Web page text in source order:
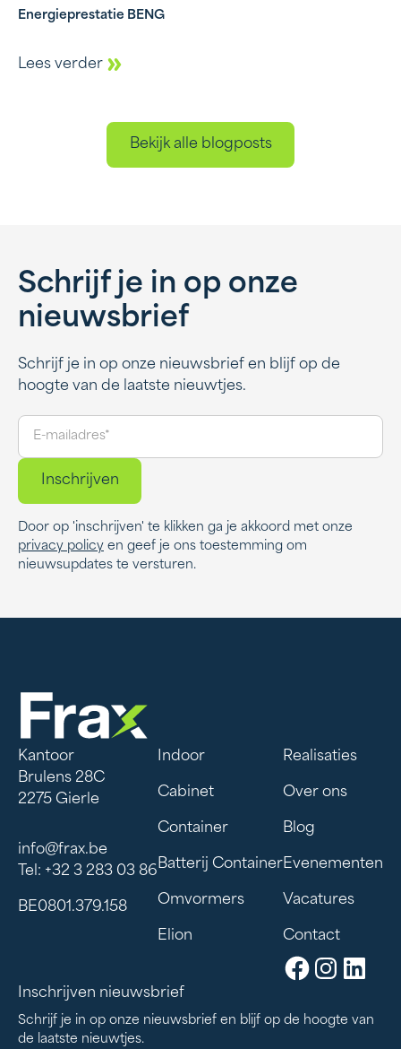
Energieprestatie BENG
Lees verder
Bekijk alle blogposts
Schrijf je in op onze
nieuwsbrief
Schrijf je in op onze nieuwsbrief en blijf op de
hoogte van de laatste nieuwtjes.
Door op 'inschrijven' te klikken ga je akkoord met onze
privacy policy en geef je ons toestemming om
nieuwsupdates te versturen.
Kantoor
Brulens 28C
2275 Gierle
info@frax.be
Tel: +32 3 283 03 86
BE0801.379.158
Indoor
Cabinet
Container
Batterij Container
Omvormers
Elion
Realisaties
Over ons
Blog
Evenementen
Vacatures
Contact
Inschrijven nieuwsbrief
Schrijf je in op onze nieuwsbrief en blijf op de hoogte van
de laatste nieuwtjes.